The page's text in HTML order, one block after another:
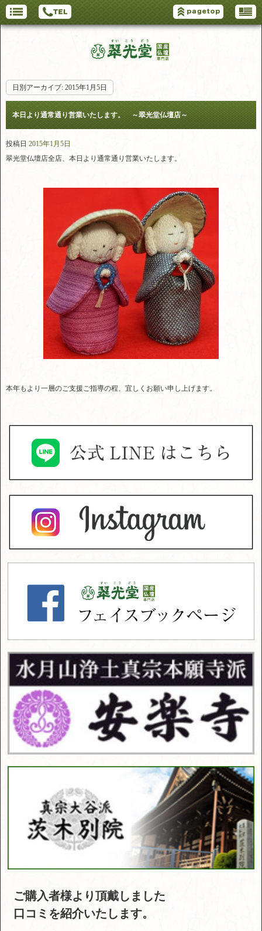
日別アーカイブ: 2015年1月5日
本日より通常通り営業いたします。 ～翠光堂仏壇店～
投稿日 2015年1月5日
翠光堂仏壇店全店、本日より通常通り営業いたします。
本年もより一層のご支援ご指導の程、宜しくお願い申し上げます。
ご購入者様より頂戴しました
口コミを紹介いたします。